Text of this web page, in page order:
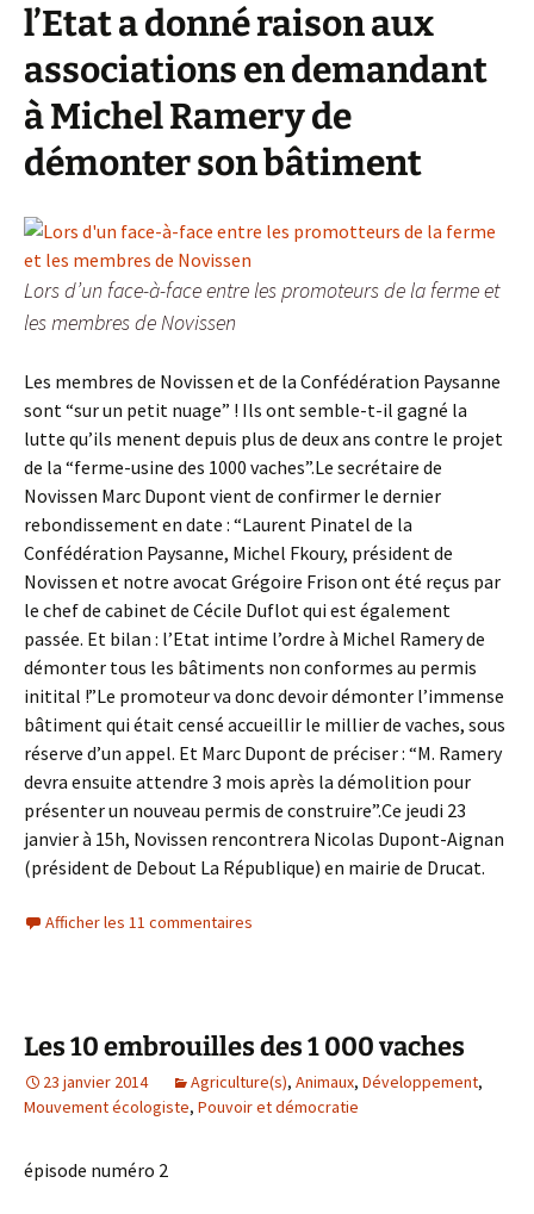
l’Etat a donné raison aux
associations en demandant
à Michel Ramery de
démonter son bâtiment
Lors d’un face-à-face entre les promoteurs de la ferme et
les membres de Novissen
Les membres de Novissen et de la Confédération Paysanne
sont “sur un petit nuage” ! Ils ont semble-t-il gagné la
lutte qu’ils menent depuis plus de deux ans contre le projet
de la “ferme-usine des 1000 vaches”.Le secrétaire de
Novissen Marc Dupont vient de confirmer le dernier
rebondissement en date : “Laurent Pinatel de la
Confédération Paysanne, Michel Fkoury, président de
Novissen et notre avocat Grégoire Frison ont été reçus par
le chef de cabinet de Cécile Duflot qui est également
passée. Et bilan : l’Etat intime l’ordre à Michel Ramery de
démonter tous les bâtiments non conformes au permis
initital !”Le promoteur va donc devoir démonter l’immense
bâtiment qui était censé accueillir le millier de vaches, sous
réserve d’un appel. Et Marc Dupont de préciser : “M. Ramery
devra ensuite attendre 3 mois après la démolition pour
présenter un nouveau permis de construire”.Ce jeudi 23
janvier à 15h, Novissen rencontrera Nicolas Dupont-Aignan
(président de Debout La République) en mairie de Drucat.
Afficher les 11 commentaires
Les 10 embrouilles des 1 000 vaches
23 janvier 2014 Agriculture(s), Animaux, Développement,
Mouvement écologiste, Pouvoir et démocratie
épisode numéro 2